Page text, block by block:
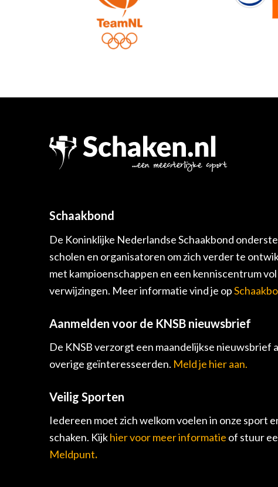
Schaakbond
De Koninklijke Nederlandse Schaakbond
scholen en organisatoren om zich verder te
met kampioenschappen en een kenniscentrum
verwijzingen. Meer informatie vind je op
Aanmelden voor de KNSB nieuwsbrief
De KNSB verzorgt een maandelijkse nieuwsbrief
overige geïnteresseerden. Meld je hier aan.
Veilig Sporten
Iedereen moet zich welkom voelen in onze sport
schaken. Kijkhier voor meer informatie of stuur
Meldpunt.